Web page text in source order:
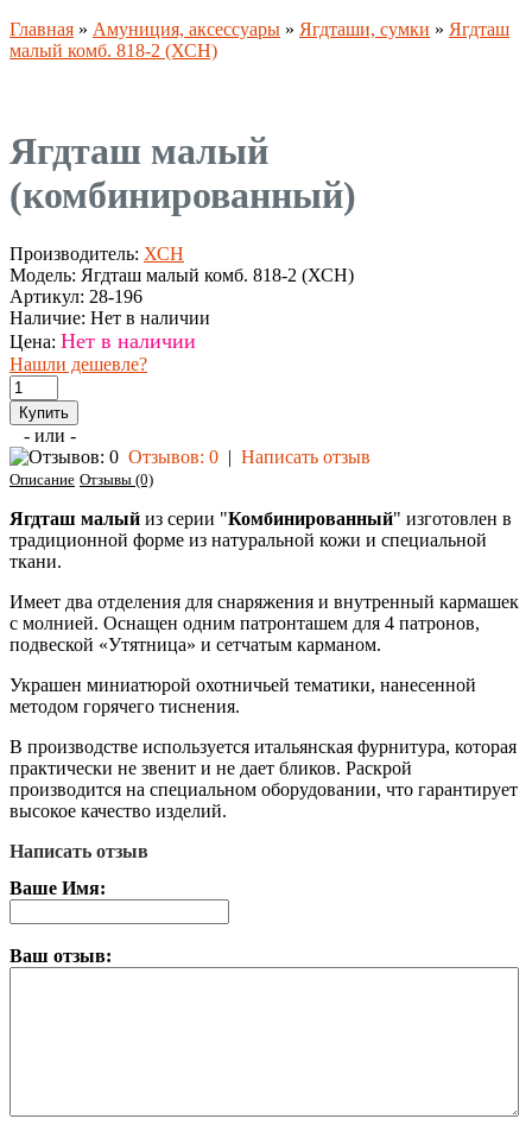
Главная » Амуниция, аксессуары » Ягдташи, сумки » Ягдташ
малый комб. 818-2 (ХСН)
Ягдташ малый
(комбинированный)
Производитель: ХСН
Модель: Ягдташ малый комб. 818-2 (ХСН)
Артикул: 28-196
Наличие: Нет в наличии
Цена: Нет в наличии
Нашли дешевле?
- или -
Отзывов: 0 | Написать отзыв
Описание Отзывы (0)
Ягдташ малый из серии "Комбинированный" изготовлен в
традиционной форме из натуральной кожи и специальной
ткани.
Имеет два отделения для снаряжения и внутренный кармашек
с молнией. Оснащен одним патронташем для 4 патронов,
подвеской «Утятница» и сетчатым карманом.
Украшен миниатюрой охотничьей тематики, нанесенной
методом горячего тиснения.
В производстве используется итальянская фурнитура, которая
практически не звенит и не дает бликов. Раскрой
производится на специальном оборудовании, что гарантирует
высокое качество изделий.
Написать отзыв
Ваше Имя:
Ваш отзыв: